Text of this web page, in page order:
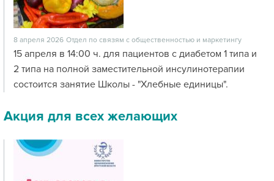
8 апреля 2026 Отдел по связям с общественностью и маркетингу
15 апреля в 14:00 ч. для пациентов с диабетом 1 типа и
2 типа на полной заместительной инсулинотерапии
состоится занятие Школы - "Хлебные единицы".
Акция для всех желающих